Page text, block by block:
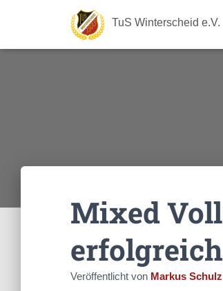
TuS Winterscheid e.V.
Mixed
Veröffentlicht von Markus Schulz